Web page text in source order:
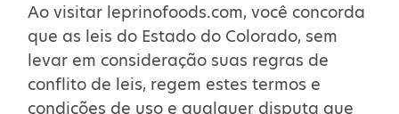
Ao visitar leprinofoods.com, você concorda
que as leis do Estado do Colorado, sem
levar em consideração suas regras de
conflito de leis, regem estes termos e
condições de uso e qualquer disputa que